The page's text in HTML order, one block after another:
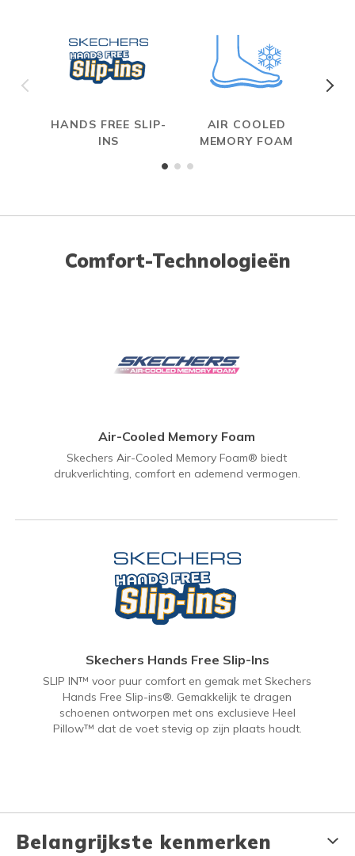
HANDS FREE SLIP-
INS
AIR COOLED
MEMORY FOAM
Comfort-Technologieën
Air-Cooled Memory Foam
Skechers Air-Cooled Memory Foam® biedt
drukverlichting, comfort en ademend vermogen.
Skechers Hands Free Slip-Ins
SLIP IN™ voor puur comfort en gemak met Skechers
Hands Free Slip-ins®. Gemakkelijk te dragen
schoenen ontworpen met ons exclusieve Heel
Pillow™ dat de voet stevig op zijn plaats houdt.
Belangrijkste kenmerken